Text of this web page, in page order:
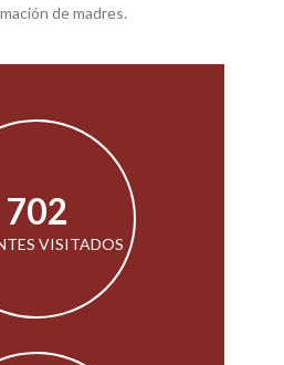
de madres.
1263
VISITADOS